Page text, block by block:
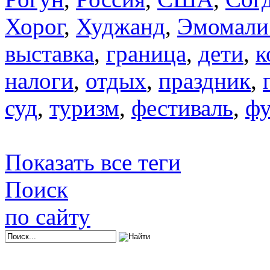
Хорог, Худжанд,
выставка, граница, дети,
налоги, отдых, праздник,
суд, туризм, фестиваль,
Показать все теги
Поиск
по сайту